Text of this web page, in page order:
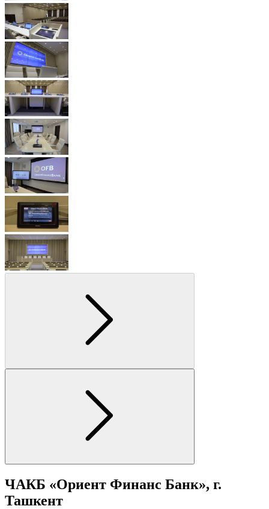
ЧАКБ «Ориент Финанс Банк», г.
Ташкент